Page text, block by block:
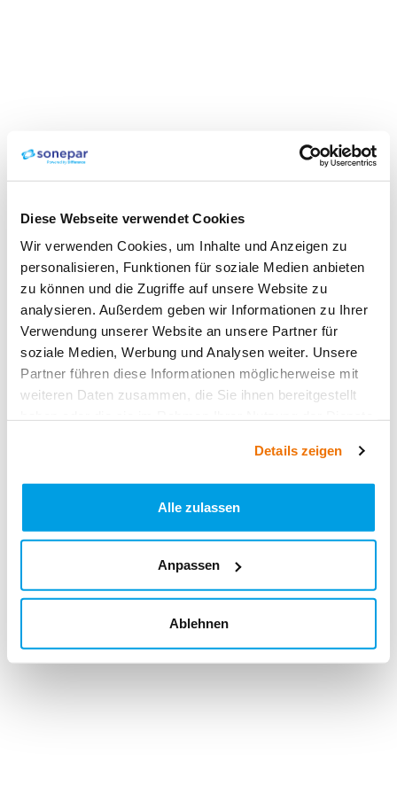
Diese Webseite verwendet Cookies
Wir verwenden Cookies, um Inhalte und Anzeigen zu
personalisieren, Funktionen für soziale Medien anbieten
zu können und die Zugriffe auf unsere Website zu
analysieren. Außerdem geben wir Informationen zu Ihrer
Verwendung unserer Website an unsere Partner für
soziale Medien, Werbung und Analysen weiter. Unsere
Partner führen diese Informationen möglicherweise mit
weiteren Daten zusammen, die Sie ihnen bereitgestellt
Details zeigen
Alle zulassen
Anpassen
Ablehnen